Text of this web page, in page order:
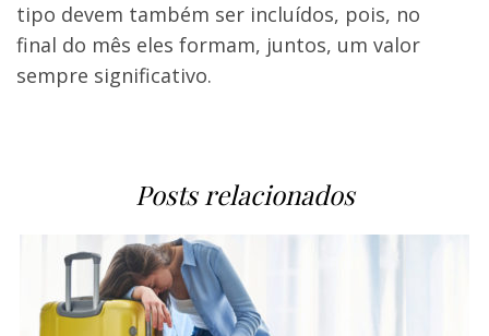
tipo devem também ser incluídos, pois, no
final do mês eles formam, juntos, um valor
sempre significativo.
Posts relacionados